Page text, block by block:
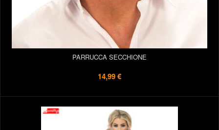
PARRUCCA SECCHIONE
14,99 €